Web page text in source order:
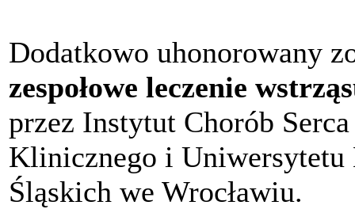
Dodatkowo uhonorowany
zespołowe leczenie
przez Instytut Chorób
Klinicznego i Uniwersytetu
Śląskich we Wrocławiu.